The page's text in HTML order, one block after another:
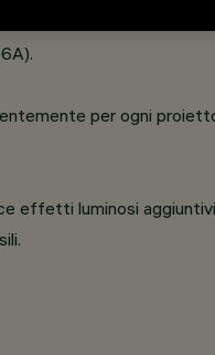
per ogni
effetti luminosi